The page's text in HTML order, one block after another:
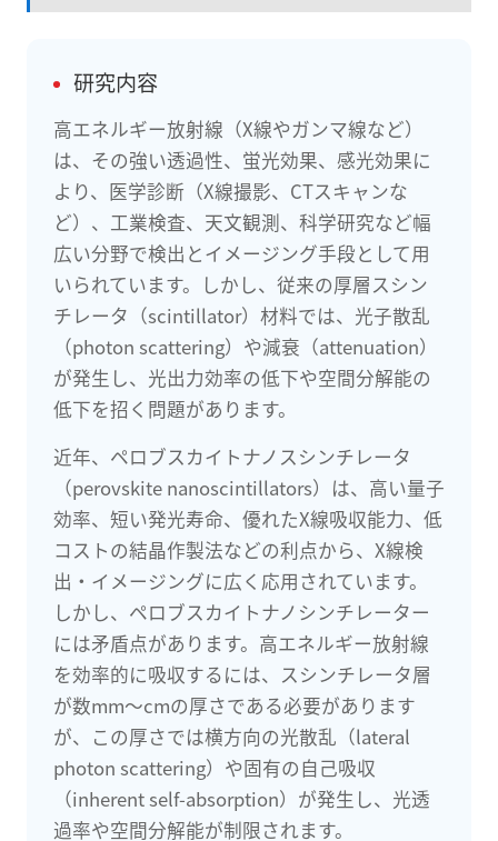
研究内容
高エネルギー放射線（X線やガンマ線など）
は、その強い透過性、蛍光効果、感光効果に
より、医学診断（X線撮影、CTスキャンな
ど）、工業検査、天文観測、科学研究など幅
広い分野で検出とイメージング手段として用
いられています。しかし、従来の厚層スシン
チレータ（scintillator）材料では、光子散乱
（photon scattering）や減衰（attenuation）
が発生し、光出力効率の低下や空間分解能の
低下を招く問題があります。
近年、ペロブスカイトナノスシンチレータ
（perovskite nanoscintillators）は、高い量子
効率、短い発光寿命、優れたX線吸収能力、低
コストの結晶作製法などの利点から、X線検
出・イメージングに広く応用されています。
しかし、ペロブスカイトナノシンチレーター
には矛盾点があります。高エネルギー放射線
を効率的に吸収するには、スシンチレータ層
が数mm〜cmの厚さである必要があります
が、この厚さでは横方向の光散乱（lateral
photon scattering）や固有の自己吸収
（inherent self-absorption）が発生し、光透
過率や空間分解能が制限されます。